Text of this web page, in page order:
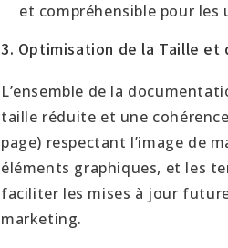
et compréhensible pour
3. Optimisation de la Taille et
L’ensemble de la
taille réduite et une
page) respectant l’image de
éléments graphiques, et les
faciliter les mises à jour
marketing.